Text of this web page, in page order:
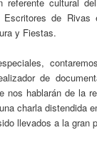
de Rivas
y Fiestas.
de
nos hablarán de la
charla distendida
llevados a la gran